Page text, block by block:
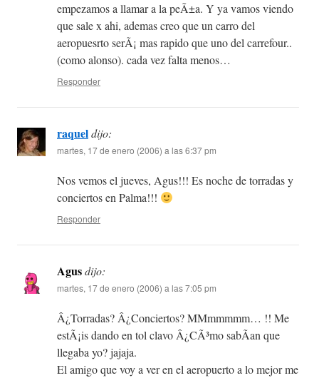
empezamos a llamar a la peÃ±a. Y ya vamos viendo
que sale x ahi, ademas creo que un carro del
aeropuesrto serÃ¡ mas rapido que uno del carrefour..
(como alonso). cada vez falta menos…
Responder
raqueldijo:
martes, 17 de enero (2006) a las 6:37 pm
Nos vemos el jueves, Agus!!! Es noche de torradas y
conciertos en Palma!!!
Responder
Agusdijo:
martes, 17 de enero (2006) a las 7:05 pm
Â¿Torradas? Â¿Conciertos? MMmmmmm… !! Me
estÃ¡is dando en tol clavo Â¿CÃ³mo sabÃ­an que
llegaba yo? jajaja.
El amigo que voy a ver en el aeropuerto a lo mejor me